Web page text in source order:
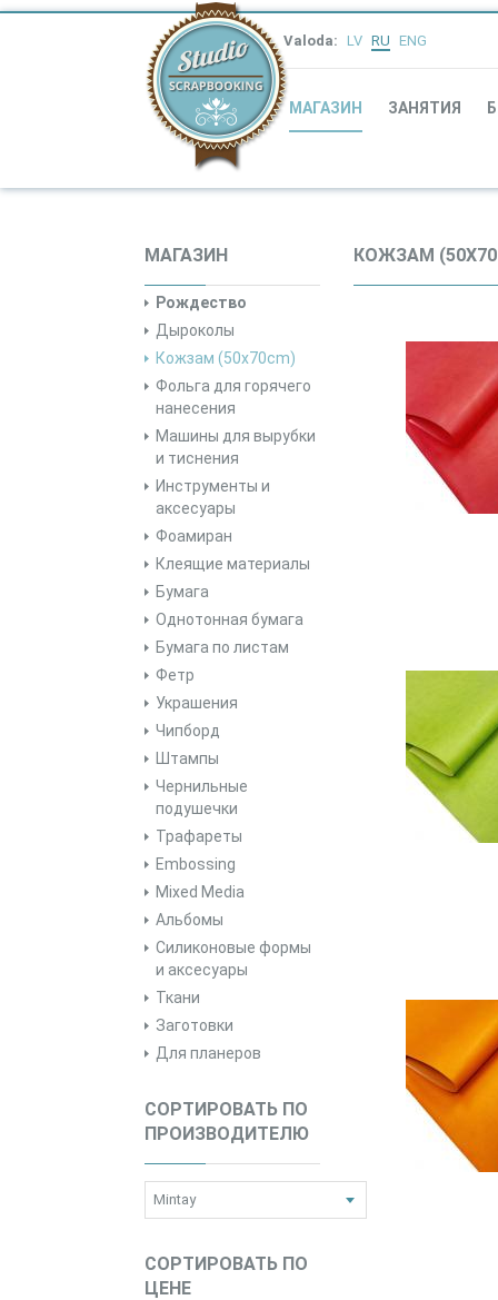
Valoda: LV RU ENG
МАГАЗИН ЗАНЯТИЯ
МАГАЗИН
Рождество
Дыроколы
Кожзам (50x70cm)
Фольга для горячего
нанесения
Машины для вырубки
и тиснения
Инструменты и
аксесуары
Фоамиран
Клеящие материалы
Бумага
Однотонная бумага
Бумага по листам
Фетр
Украшения
Чипборд
Штампы
Чернильные
подушечки
Трафареты
Embossing
Mixed Media
Альбомы
Силиконовые формы
и аксесуары
Ткани
Заготовки
Для планеров
СОРТИРОВАТЬ ПО
ПРОИЗВОДИТЕЛЮ
СОРТИРОВАТЬ ПО
ЦЕНЕ
КОЖЗАМ